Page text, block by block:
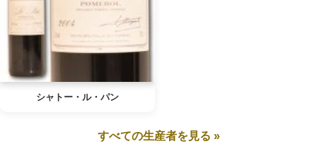
シャトー・ル・パン
すべての生産者を見る »